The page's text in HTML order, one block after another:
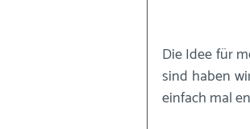
Die Idee für
sind haben
einfach mal